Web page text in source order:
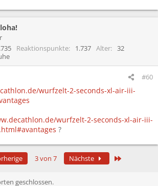
Reaktionspunkte 1.737 Alter
32
#60
wurfzelt-2-seconds-xl-air-iii-
wurfzelt-2-seconds-xl-air-iii-
?
3 von 7 Nächste
geschlossen.